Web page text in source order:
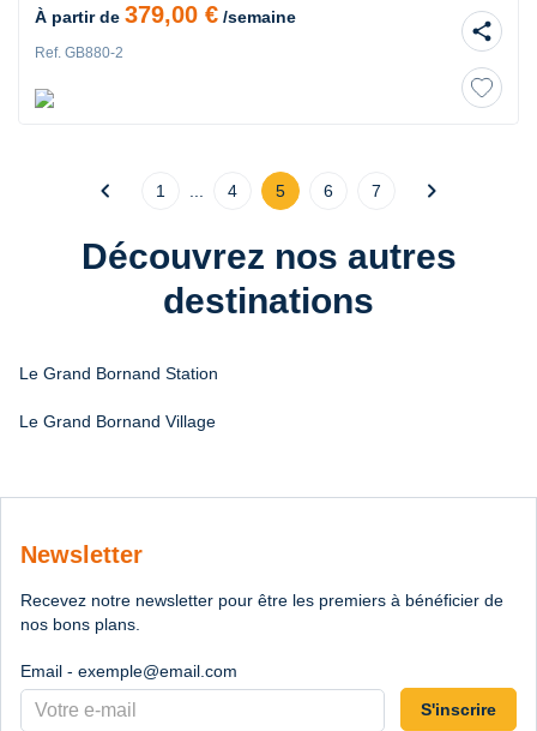
À partir de 379,00 € /semaine
Ref. GB880-2
share
chevron_left 1 4 5 6 7 chevron_right
Découvrez nos autres
destinations
Le Grand Bornand Station
Le Grand Bornand Village
Newsletter
Recevez notre newsletter pour être les premiers à bénéficier de
nos bons plans.
Email - exemple@email.com
S'inscrire